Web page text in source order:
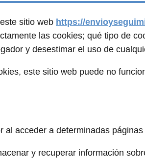
sitio web https://
las cookies; qué tipo de
y desestimar el uso de
este sitio web puede no
acceder a determinadas
y recuperar información